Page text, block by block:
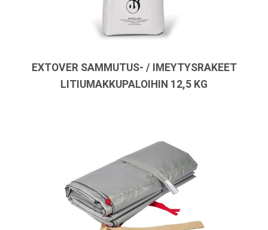
EXTOVER SAMMUTUS- / IMEYTYSRAKEET
LITIUMAKKUPALOIHIN 12,5 KG